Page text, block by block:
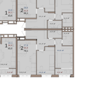
113,0
39,3
43,0
3,6 м²
4,4 м²
11,1 м²
2 26,6
64,8
68,1
19,9 м²
13,6 м²
3,6 м²
4,4 м²
14,3 м²
11,0 м²
3,3 м²
227,9
66,8
70,1
3,4 м²
16,0 м²
1 13,1
38,8
42,2